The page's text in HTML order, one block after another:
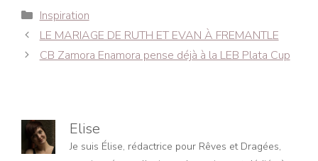
Catégories
Inspiration
Navigation
des
LE MARIAGE DE RUTH ET EVAN À FREMANTLE
CB Zamora Enamora pense déjà à la LEB Plata Cup
Elise
Je suis Élise, rédactrice pour Rêves et Dragées,